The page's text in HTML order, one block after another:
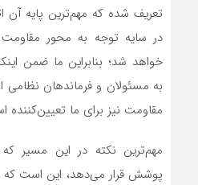
تعریف شده که مهم‌ترین پایه
در سایه توجه به محور
خواهد شد؛ بنابراین ما ضمن
به مسئولان و فرماندهان نظامی
مقاومت نیز برای ما تعیین‌کننده
مهم‌ترین نکته در این مسیر
پوشش قرار می‌دهد، این است که